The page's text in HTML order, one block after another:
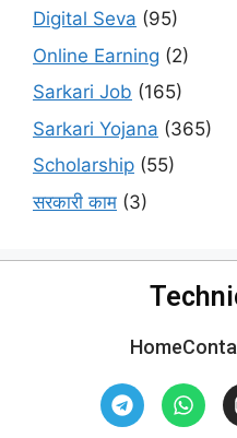
Digital Seva (95)
Online Earning (2)
Sarkari Job (165)
Sarkari Yojana (365)
Scholarship (55)
सरकारी काम (3)
Home